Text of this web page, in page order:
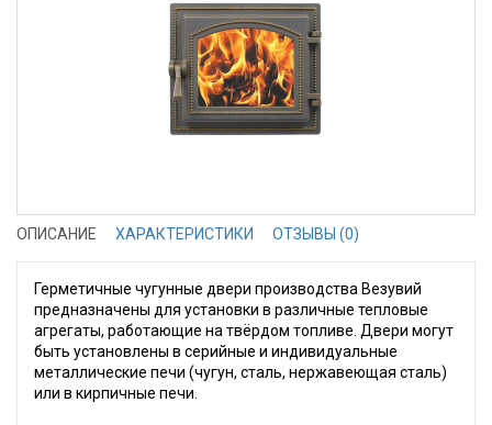
ОПИСАНИЕ ХАРАКТЕРИСТИКИ ОТЗЫВЫ (0)
Герметичные чугунные двери производства Везувий
предназначены для установки в различные тепловые
агрегаты, работающие на твёрдом топливе. Двери могут
быть установлены в серийные и индивидуальные
металлические печи (чугун, сталь, нержавеющая сталь)
или в кирпичные печи.